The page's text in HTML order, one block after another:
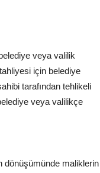
veya valilik
için belediye
tarafından tehlikeli
veya valilikçe
dönüşümünde maliklerin